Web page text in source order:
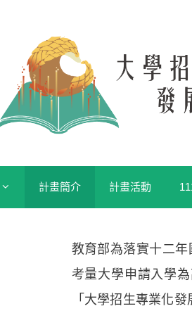
計畫簡介 計畫活動
教育部為落實十二
考量大學申請入學
「大學招生專業化